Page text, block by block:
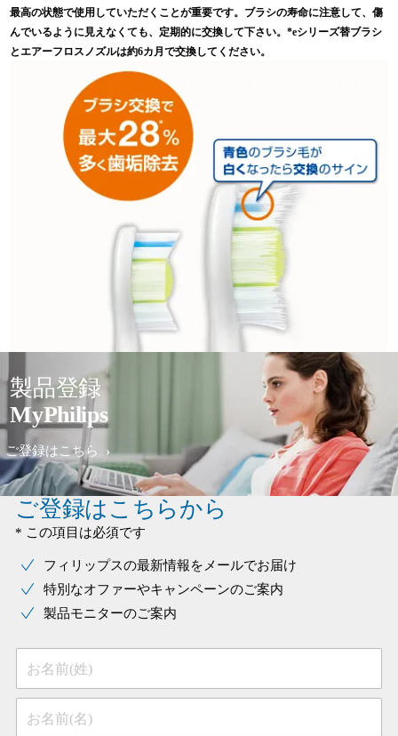
最高の状態で使用していただくことが重要です。ブラシの寿命に注意して、傷
んでいるように見えなくても、定期的に交換して下さい。*eシリーズ替ブラシ
とエアーフロスノズルは約6カ月で交換してください。
製品登録
MyPhilips
ご登録はこちら
ご登録はこちらから
* この項目は必須です
フィリップスの最新情報をメールでお届け
特別なオファーやキャンペーンのご案内
製品モニターのご案内
お名前(姓)
お名前(名)